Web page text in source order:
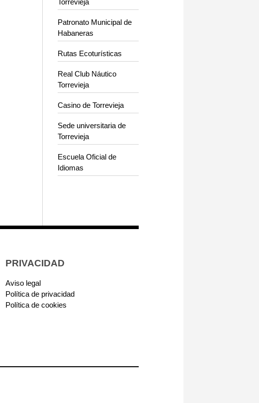
Torrevieja
Patronato Municipal de
Habaneras
Rutas Ecoturísticas
Real Club Náutico
Torrevieja
Casino de Torrevieja
Sede universitaria de
Torrevieja
Escuela Oficial de
Idiomas
PRIVACIDAD
Aviso legal
Política de privacidad
Política de cookies